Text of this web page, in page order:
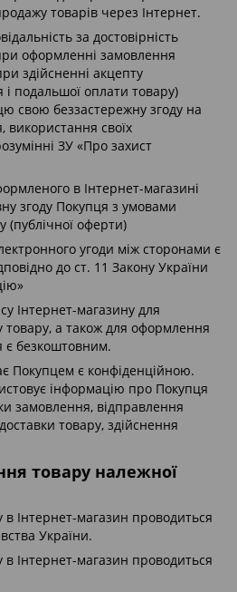
товарів через Інтернет.
за достовірність
оформленні замовлення
здійсненні акцепту
подальшої оплати товару)
свою беззастережну згоду на
використання своїх
ЗУ «Про захист
в Інтернет-магазині
згоду Покупця з умовами
(публічної оферти)
угоди між сторонами є
до ст. 11 Закону України
Інтернет-магазину для
товару, а також для оформлення
є безкоштовним.
Покупцем є конфіденційною.
інформацію про Покупця
замовлення, відправлення
товару, здійснення
товару належної
Інтернет-магазин проводиться
України.
Інтернет-магазин проводиться